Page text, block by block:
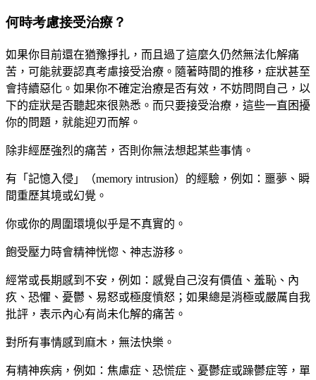
何時考慮接受治療？
如果你目前還在猶豫掙扎，而且過了這麼久仍然無法化解痛
苦，可能就要認真考慮接受治療。隨著時間的推移，症狀甚至
會持續惡化。如果你不確定治療是否有效，不妨問問自己，以
下的症狀是否聽起來很熟悉。而只要接受治療，這些一直困擾
你的問題，就能迎刃而解。
除非經歷強烈的痛苦，否則你無法想起某些事情。
有「記憶入侵」（memory intrusion）的經驗，例如：噩夢、瞬
間重歷其境或幻覺。
你或你的周圍環境似乎是不真實的。
飽受壓力時會精神恍惚、神志游移。
經常或長期感到不安，例如：感覺自己沒有價值、羞恥、內
疚、恐懼、憂鬱、易怒或極度憤怒；如果總是消極或嚴厲自我
批評，表示內心有尚未化解的痛苦。
對所有事情感到麻木，無法快樂。
有精神疾病，例如：焦慮症、恐慌症、憂鬱症或躁鬱症等，單